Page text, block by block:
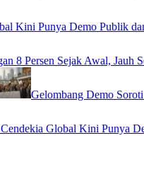
Kini Punya Demo Publik
8 Persen Sejak Awal, Jauh
Gelombang Demo
Global Kini Punya